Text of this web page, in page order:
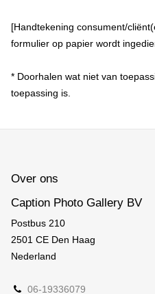
[Handtekening consument/
formulier op papier wordt
* Doorhalen wat niet van
toepassing is.
Over ons
Caption Photo Gallery BV
Postbus 210
2501 CE Den Haag
Nederland
06-19336079